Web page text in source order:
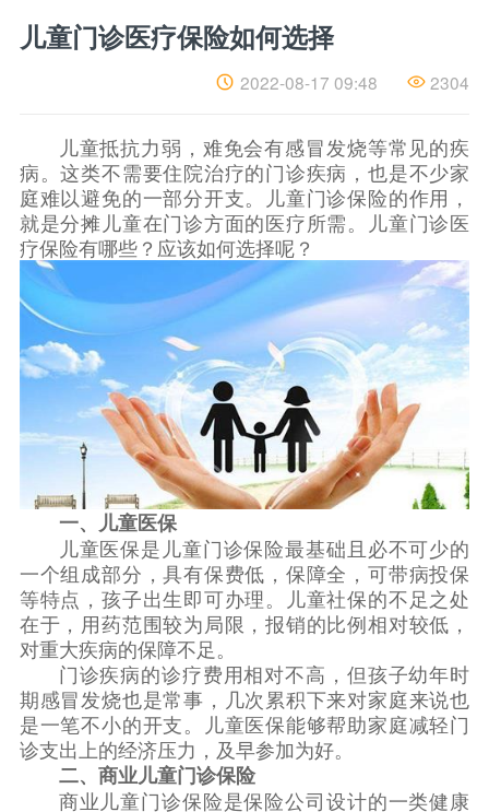
儿
童
险
如
何
选
择
儿童门诊医疗保险如何选择
2022-08-17 09:48 2304
儿童抵抗力弱，难免会有感冒发烧等常见的疾
病。这类不需要住院治疗的门诊疾病，也是不少家
庭难以避免的一部分开支。儿童门诊保险的作用，
就是分摊儿童在门诊方面的医疗所需。儿童门诊医
疗保险有哪些？应该如何选择呢？
一、儿童医保
儿童医保是儿童门诊保险最基础且必不可少的
一个组成部分，具有保费低，保障全，可带病投保
等特点，孩子出生即可办理。儿童社保的不足之处
在于，用药范围较为局限，报销的比例相对较低，
对重大疾病的保障不足。
门诊疾病的诊疗费用相对不高，但孩子幼年时
期感冒发烧也是常事，几次累积下来对家庭来说也
是一笔不小的开支。儿童医保能够帮助家庭减轻门
诊支出上的经济压力，及早参加为好。
二、商业儿童门诊保险
商业儿童门诊保险是保险公司设计的一类健康